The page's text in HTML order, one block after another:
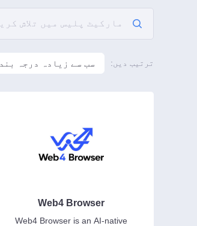
ترتیب دیں: سب سے زیادہ درجہ بند
Web4 Browser
Web4 Browser is an AI-native